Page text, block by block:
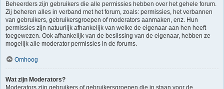
Beheerders zijn gebruikers die alle permissies hebben over het gehele forum.
Zij beheren alles in verband met het forum, zoals: permissies, het verbannen
van gebruikers, gebruikersgroepen of moderators aanmaken, enz. Hun
permissies zijn natuurlijk afhankelijk van welke de eigenaar aan hen heeft
toegewezen. Ook afhankelijk van de beslissing van de eigenaar, hebben ze
mogelijk alle moderator permissies in de forums.
Omhoog
Wat zijn Moderators?
Moderators zijn gebruikers of gebruikersgroepen die in staan voor de